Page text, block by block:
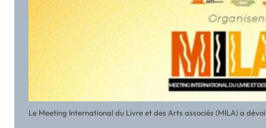
Le Meeting International du Livre et des Arts associés (MILA) a